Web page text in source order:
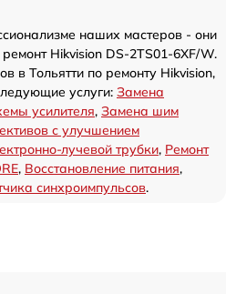
наших мастеров - они
Hikvision DS-2TS01-6XF/W.
в Тольятти по ремонту Hikvision,
услуги: Замена
усилителя, Замена шим
с улучшением
лучевой трубки, Ремонт
, Восстановление питания,
синхроимпульсов.